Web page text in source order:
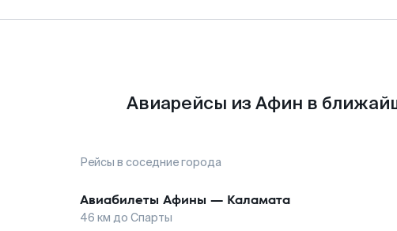
Авиарейсы из Афин в
Рейсы в соседние города
Авиабилеты Афины — Каламата
46 км до Спарты